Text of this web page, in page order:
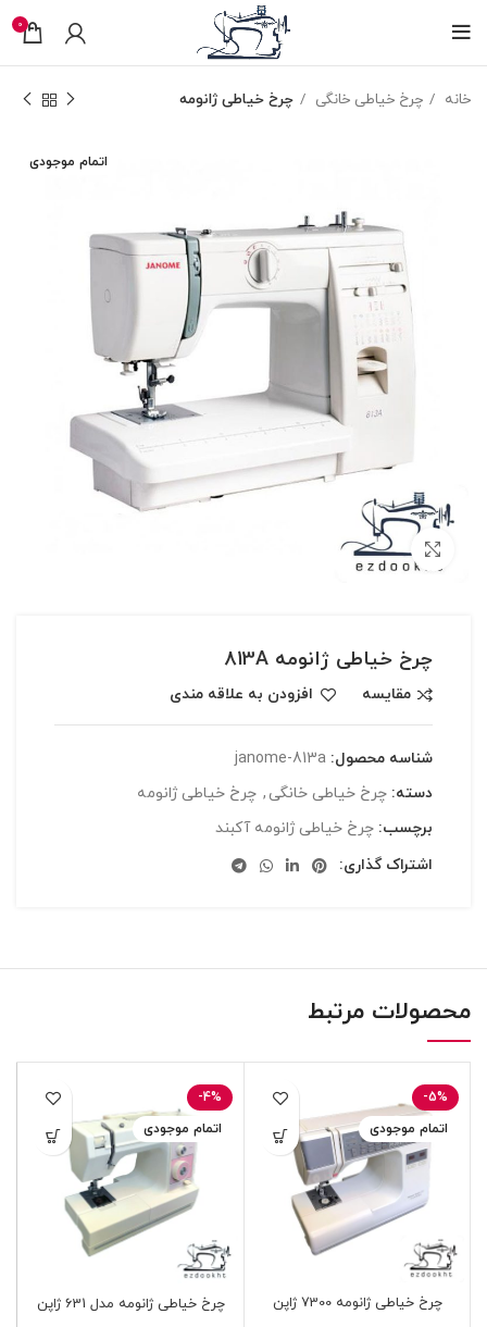
0
خانه چرخ خیاطی خانگی چرخ خیاطی ژانومه
اتمام موجودی
بزرگنمایی تصویر
چرخ خیاطی ژانومه 813A
مقایسه افزودن به علاقه مندی
شناسه محصول: janome-813a
دسته: چرخ خیاطی خانگی , چرخ خیاطی ژانومه
برچسب: چرخ خیاطی ژانومه آکبند
اشتراک گذاری:
محصولات مرتبط
-5%
اتمام موجودی
چرخ خیاطی ژانومه 7300 ژاپن
-4%
اتمام موجودی
چرخ خیاطی ژانومه مدل 631 ژاپن